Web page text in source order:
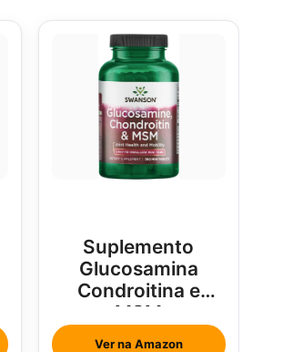
Suplemento
Glucosamina
Condroitina e
MSM
Ver na Amazon